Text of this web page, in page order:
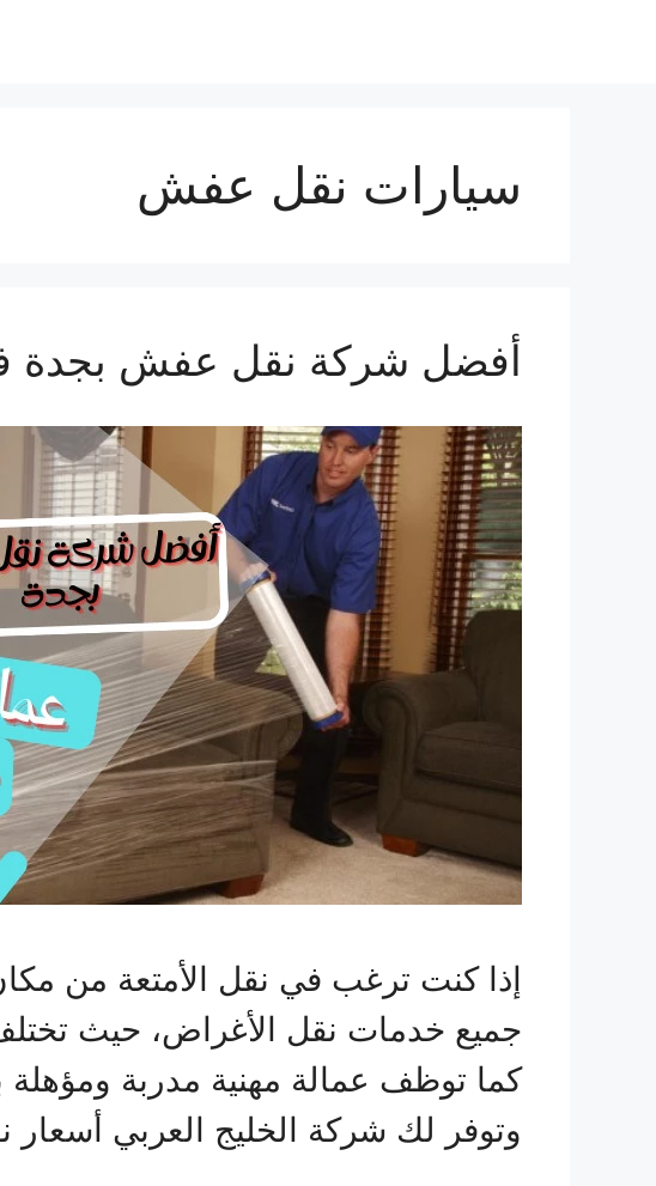
سيارات نقل عفش
أفضل شركة نقل عفش بجدة
إذا كنت ترغب في نقل الأمتعة من
جميع خدمات نقل الأغراض، حيث
كما توظف عمالة مهنية مدربة ومؤهلة
وتوفر لك شركة الخليج العربي أسعار